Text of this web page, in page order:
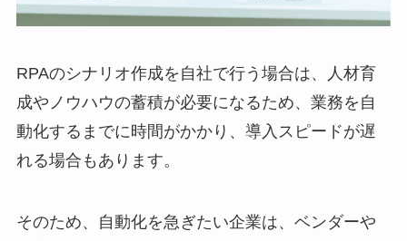
RPAのシナリオ作成を自社で行う場合は、人材育
成やノウハウの蓄積が必要になるため、業務を自
動化するまでに時間がかかり、導入スピードが遅
れる場合もあります。
そのため、自動化を急ぎたい企業は、ベンダーや